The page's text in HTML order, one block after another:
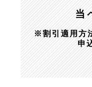
当
※割引適用方
申